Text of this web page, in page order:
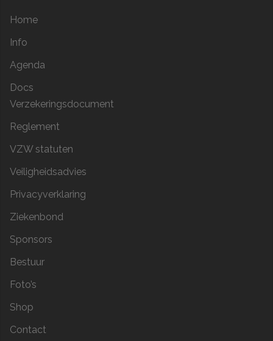
Home
Info
Agenda
Docs
Verzekeringsdocument
Reglement
VZW statuten
Veiligheidsadvies
Privacyverklaring
Ziekenbond
Sponsors
Bestuur
Foto’s
Shop
Contact